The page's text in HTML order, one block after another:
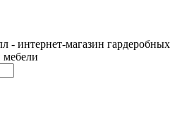
- интернет-магазин гардеробных
мебели